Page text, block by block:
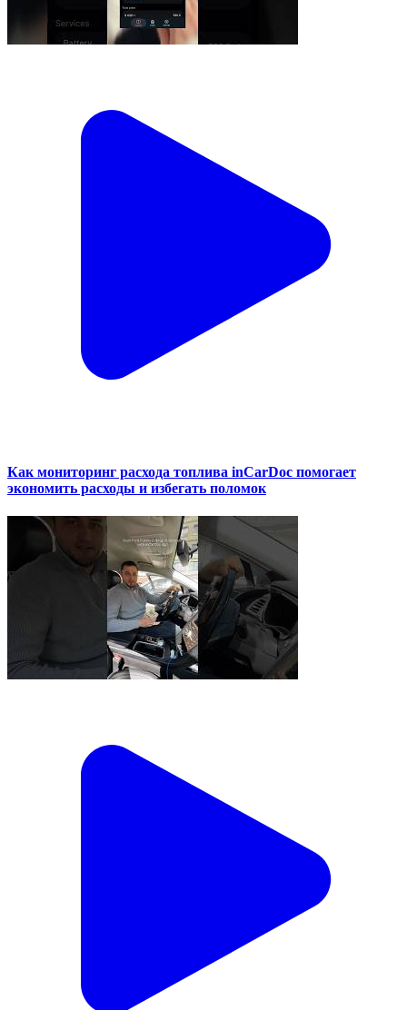
Как мониторинг расхода топлива inCarDoc помогает
экономить расходы и избегать поломок